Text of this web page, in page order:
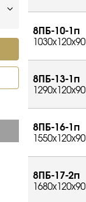
8ПБ-10-1п
1030x120x90
8ПБ-13-1п
1290x120x90
8ПБ-16-1п
1550x120x90
8ПБ-17-2п
1680x120x90